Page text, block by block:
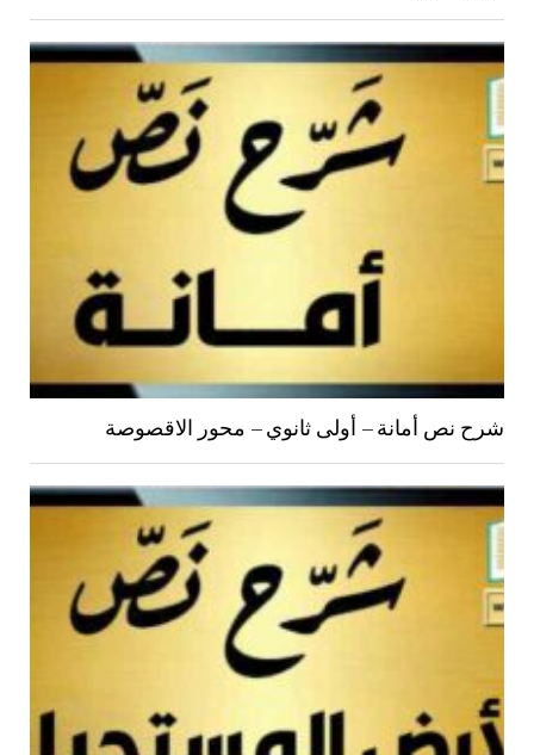
شرح نص أمانة – أولى ثانوي – محور الاقصوصة